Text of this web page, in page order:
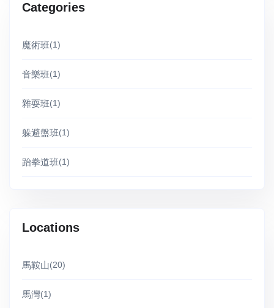
Categories
魔術班(1)
音樂班(1)
雜耍班(1)
躲避盤班(1)
跆拳道班(1)
Locations
馬鞍山(20)
馬灣(1)